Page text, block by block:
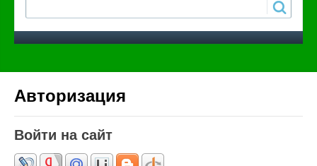
Авторизация
Войти на сайт